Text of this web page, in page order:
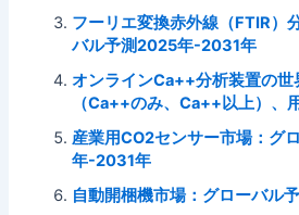
フーリエ変換赤外線（FTIR）
バル予測2025年-2031年
オンラインCa++分析装置の
（Ca++のみ、Ca++以上）、
産業用CO2センサー市場：グ
年-2031年
自動開梱機市場：グローバル